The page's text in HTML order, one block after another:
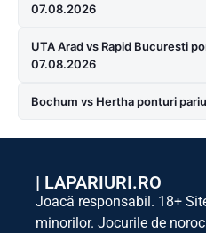
07.08.2026
UTA Arad vs Rapid Bucuresti
07.08.2026
Bochum vs Hertha ponturi
| LAPARIURI.RO
Joacă responsabil. 18+
minorilor. Jocurile de